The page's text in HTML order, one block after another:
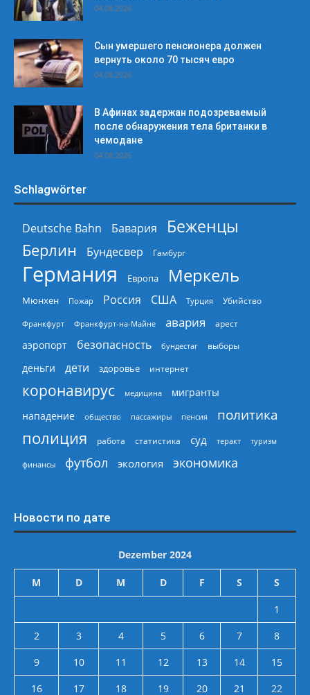
04.08.2026
Сын умершего пенсионера должен
вернуть около 70 тысяч евро
04.08.2026
В Афинах задержан подозреваемый
после обнаружения тела британки в
чемодане
04.08.2026
Schlagwörter
Deutsche Bahn Бавария
Беженцы
Берлин
Бундесвер Гамбург
Германия Европа Меркель
Мюнхен Пожар Россия США Турция Убийство
Франкфурт Франкфурт-на-Майне авария арест
аэропорт безопасность бундестаг выборы
деньги дети здоровье интернет
коронавирус медицина
мигранты
нападение
общество пассажиры пенсия политика
полиция работа статистика суд теракт туризм
финансы футбол экология экономика
Новости по дате
Dezember 2024
M D M D F S S
1
2
3 4 5 6 7
8
9
10 11 12 13 14
15
16
17 18 19 20 21 22